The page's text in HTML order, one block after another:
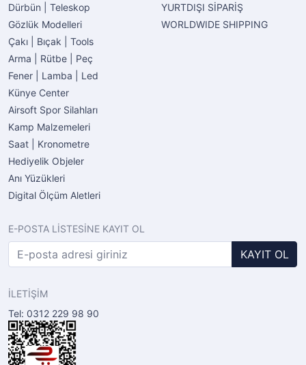
Dürbün | Teleskop
Gözlük Modelleri
Çakı | Bıçak | Tools
Arma | Rütbe | Peç
Fener | Lamba | Led
Künye Center
Airsoft Spor Silahları
Kamp Malzemeleri
Saat | Kronometre
Hediyelik Objeler
Anı Yüzükleri
Digital Ölçüm Aletleri
YURTDIŞI SİPARİŞ
WORLDWIDE SHIPPING
E-POSTA LİSTESİNE KAYIT OL
KAYIT OL
İLETİŞİM
Tel: 0312 229 98 90